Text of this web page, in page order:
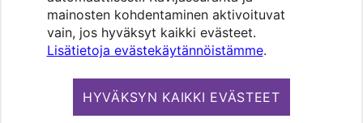
mainosten kohdentaminen aktivoituvat
vain, jos hyväksyt kaikki evästeet.
Lisätietoja evästekäytännöistämme.
HYVÄKSYN KAIKKI EVÄSTEET
Pääkaupunkiseudun evankelis-
luterilaisten seurakuntien media.
Copyright 2026. Kirkko ja kaupunki. All